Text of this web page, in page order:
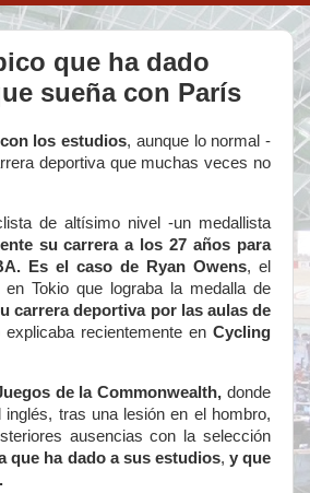
que ha dado
sueña con París
los estudios, aunque lo normal -
deportiva que muchas veces no
de altísimo nivel -un medallista
su carrera a los 27 años para
Es el caso de Ryan Owens, el
Tokio que lograba la medalla de
carrera deportiva por las aulas de
recientemente enCycling
de la Commonwealth, donde
tras una lesión en el hombro,
ausencias con la selección
que ha dado a sus estudios, y que